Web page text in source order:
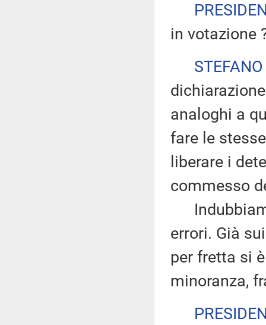
in votazione
analoghi a
fare le
liberare i
commesso
errori. Già
per fretta si
minoranza,